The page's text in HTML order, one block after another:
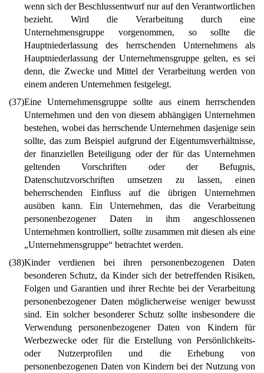
wenn sich der Beschlussentwurf nur auf den Verantwortlichen
bezieht. Wird die Verarbeitung durch eine
Unternehmensgruppe vorgenommen, so sollte die
Hauptniederlassung des herrschenden Unternehmens als
Hauptniederlassung der Unternehmensgruppe gelten, es sei
denn, die Zwecke und Mittel der Verarbeitung werden von
einem anderen Unternehmen festgelegt.
(37)Eine Unternehmensgruppe sollte aus einem herrschenden
Unternehmen und den von diesem abhängigen Unternehmen
bestehen, wobei das herrschende Unternehmen dasjenige sein
sollte, das zum Beispiel aufgrund der Eigentumsverhältnisse,
der finanziellen Beteiligung oder der für das Unternehmen
geltenden Vorschriften oder der Befugnis,
Datenschutzvorschriften umsetzen zu lassen, einen
beherrschenden Einfluss auf die übrigen Unternehmen
ausüben kann. Ein Unternehmen, das die Verarbeitung
personenbezogener Daten in ihm angeschlossenen
Unternehmen kontrolliert, sollte zusammen mit diesen als eine
„Unternehmensgruppe“ betrachtet werden.
(38)Kinder verdienen bei ihren personenbezogenen Daten
besonderen Schutz, da Kinder sich der betreffenden Risiken,
Folgen und Garantien und ihrer Rechte bei der Verarbeitung
personenbezogener Daten möglicherweise weniger bewusst
sind. Ein solcher besonderer Schutz sollte insbesondere die
Verwendung personenbezogener Daten von Kindern für
Werbezwecke oder für die Erstellung von Persönlichkeits-
oder Nutzerprofilen und die Erhebung von
personenbezogenen Daten von Kindern bei der Nutzung von